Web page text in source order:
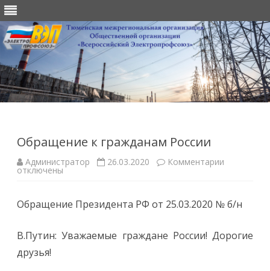
Обращение к гражданам России
Администратор 26.03.2020 Комментарии
России
отключены
Обращение Президента РФ от 25.03.2020 № б/н
В.Путин: Уважаемые граждане России! Дорогие
друзья!